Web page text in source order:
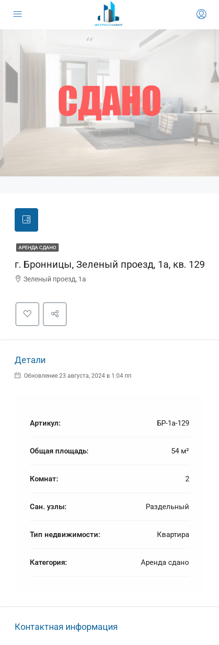
АРЕНДА СДАНО
г. Бронницы, Зеленый проезд, 1а, кв. 129
Зеленый проезд, 1а
Детали
Обновление 23 августа, 2024 в 1:04 пп
Артикул: БР-1а-129
Общая площадь: 54 м²
Комнат: 2
Сан. узлы: Раздельный
Тип недвижимости: Квартира
Категория: Аренда сдано
Контактная информация